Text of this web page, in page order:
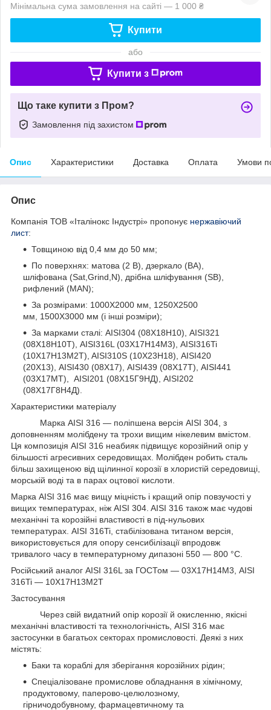
Мінімальна сума замовлення на сайті — 1 000 ₴
Купити
або
Купити з
Що таке купити з Пром?
Замовлення під захистом
Опис Характеристики Доставка Оплата Умови
Опис
Компанія ТОВ «Італінокс Індустрі» пропонує нержавіючий
лист:
Товщиною від 0,4 мм до 50 мм;
По поверхнях: матова (2 В), дзеркало (ВА),
шліфована (Sat,Grind,N), дрібна шліфування (SB),
рифлений (MAN);
За розмірами: 1000Х2000 мм, 1250Х2500
мм, 1500Х3000 мм (і інші розміри);
За марками сталі: AISI304 (08Х18Н10), AISI321
(08Х18Н10Т), AISI316L (03Х17Н14М3), AISI316Ti
(10Х17Н13М2T), AISI310S (10Х23Н18), AISI420
(20Х13), AISI430 (08Х17), AISI439 (08Х17Т), AISI441
(03Х17МТ), AISI201 (08Х15Г9НД), AISI202
(08Х17Г8Н4Д).
Характеристики матеріалу
Марка AISI 316 — поліпшена версія AISI 304, з
доповненням молібдену та трохи вищим нікелевим вмістом.
Ця композиція AISI 316 неабияк підвищує корозійний опір у
більшості агресивних середовищах. Молібден робить сталь
більш захищеною від щілинної корозії в хлористій середовищі,
морській воді та в парах оцтової кислоти.
Марка AISI 316 має вищу міцність і кращий опір повзучості у
вищих температурах, ніж AISI 304. AISI 316 також має чудові
механічні та корозійні властивості в під-нульових
температурах. AISI 316Ti, стабілізована титаном версія,
використовується для опору сенсибілізації впродовж
тривалого часу в температурному дипазоні 550 — 800 °C.
Російський аналог AISI 316L за ГОСТом — 03Х17Н14М3, AISI
316Ti — 10Х17Н13М2Т
Застосування
Через свій видатний опір корозії й окисленню, якісні
механічні властивості та технологічність, AISI 316 має
застосунки в багатьох секторах промисловості. Деякі з них
містять:
Баки та кораблі для зберігання корозійних рідин;
Спеціалізоване промислове обладнання в хімічному,
продуктовому, паперово-целюлозному,
гірничодобувному, фармацевтичному та